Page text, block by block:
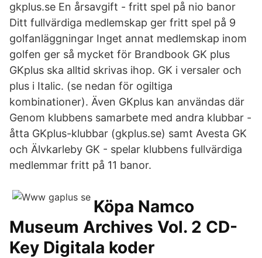
gkplus.se En årsavgift - fritt spel på nio banor
Ditt fullvärdiga medlemskap ger fritt spel på 9
golfanläggningar Inget annat medlemskap inom
golfen ger så mycket för Brandbook GK plus
GKplus ska alltid skrivas ihop. GK i versaler och
plus i Italic. (se nedan för ogiltiga
kombinationer). Även GKplus kan användas där
Genom klubbens samarbete med andra klubbar -
åtta GKplus-klubbar (gkplus.se) samt Avesta GK
och Älvkarleby GK - spelar klubbens fullvärdiga
medlemmar fritt på 11 banor.
Köpa Namco
Museum Archives Vol. 2 CD-
Key Digitala koder